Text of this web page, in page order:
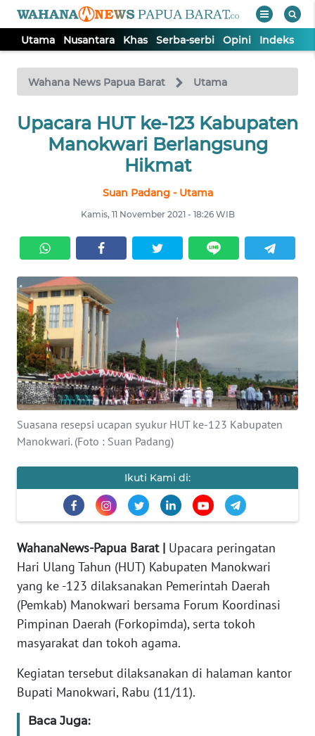
Utama Nusantara Khas Serba-serbi Opini Indeks
Wahana News Papua Barat Utama
Upacara HUT ke-123 Kabupaten
Manokwari Berlangsung
Hikmat
Suan Padang - Utama
Kamis, 11 November 2021 - 18:26 WIB
Suasana resepsi ucapan syukur HUT ke-123 Kabupaten
Manokwari. (Foto : Suan Padang)
Ikuti Kami di:
WahanaNews-Papua Barat | Upacara peringatan
Hari Ulang Tahun (HUT) Kabupaten Manokwari
yang ke -123 dilaksanakan Pemerintah Daerah
(Pemkab) Manokwari bersama Forum Koordinasi
Pimpinan Daerah (Forkopimda), serta tokoh
masyarakat dan tokoh agama.
Kegiatan tersebut dilaksanakan di halaman kantor
Bupati Manokwari, Rabu (11/11).
Baca Juga:
TV
Tutup
UTAMA
SERBA-
SERBI
OPINI
Informasi
INDEKS
BERITA
KONTAK
KAMI
INFO
TENTANG
PEDOMAN
MEDIA
SIBER
KARIR